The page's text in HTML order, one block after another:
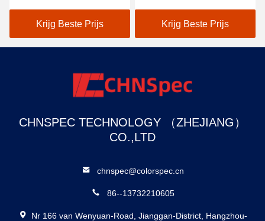
Atoomauto van de
Lightweighcolorimeter
Handbediende de
Verfscanner
Krijg Beste Prijs
Spectrofotometer voor
Textielkleur Aanpassing in
Zwarte
Krijg Beste Prijs
CHNSPEC TECHNOLOGY （ZHEJIANG）
CO.,LTD
chnspec@colorspec.cn
86--13732210605
Nr 166 van Wenyuan-Road, Jianggan-District, Hangzhou-